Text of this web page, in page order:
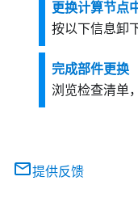
更换计算节点
按以下信息卸
完成部件更换
浏览检查清单
提供反馈